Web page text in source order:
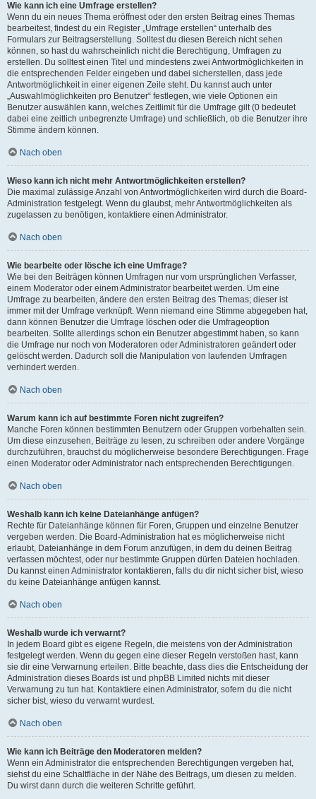
Wie kann ich eine Umfrage erstellen?
Wenn du ein neues Thema eröffnest oder den ersten Beitrag eines Themas
bearbeitest, findest du ein Register „Umfrage erstellen“ unterhalb des
Formulars zur Beitragserstellung. Solltest du diesen Bereich nicht sehen
können, so hast du wahrscheinlich nicht die Berechtigung, Umfragen zu
erstellen. Du solltest einen Titel und mindestens zwei Antwortmöglichkeiten in
die entsprechenden Felder eingeben und dabei sicherstellen, dass jede
Antwortmöglichkeit in einer eigenen Zeile steht. Du kannst auch unter
„Auswahlmöglichkeiten pro Benutzer“ festlegen, wie viele Optionen ein
Benutzer auswählen kann, welches Zeitlimit für die Umfrage gilt (0 bedeutet
dabei eine zeitlich unbegrenzte Umfrage) und schließlich, ob die Benutzer ihre
Stimme ändern können.
Nach oben
Wieso kann ich nicht mehr Antwortmöglichkeiten erstellen?
Die maximal zulässige Anzahl von Antwortmöglichkeiten wird durch die Board-
Administration festgelegt. Wenn du glaubst, mehr Antwortmöglichkeiten als
zugelassen zu benötigen, kontaktiere einen Administrator.
Nach oben
Wie bearbeite oder lösche ich eine Umfrage?
Wie bei den Beiträgen können Umfragen nur vom ursprünglichen Verfasser,
einem Moderator oder einem Administrator bearbeitet werden. Um eine
Umfrage zu bearbeiten, ändere den ersten Beitrag des Themas; dieser ist
immer mit der Umfrage verknüpft. Wenn niemand eine Stimme abgegeben hat,
dann können Benutzer die Umfrage löschen oder die Umfrageoption
bearbeiten. Sollte allerdings schon ein Benutzer abgestimmt haben, so kann
die Umfrage nur noch von Moderatoren oder Administratoren geändert oder
gelöscht werden. Dadurch soll die Manipulation von laufenden Umfragen
verhindert werden.
Nach oben
Warum kann ich auf bestimmte Foren nicht zugreifen?
Manche Foren können bestimmten Benutzern oder Gruppen vorbehalten sein.
Um diese einzusehen, Beiträge zu lesen, zu schreiben oder andere Vorgänge
durchzuführen, brauchst du möglicherweise besondere Berechtigungen. Frage
einen Moderator oder Administrator nach entsprechenden Berechtigungen.
Nach oben
Weshalb kann ich keine Dateianhänge anfügen?
Rechte für Dateianhänge können für Foren, Gruppen und einzelne Benutzer
vergeben werden. Die Board-Administration hat es möglicherweise nicht
erlaubt, Dateianhänge in dem Forum anzufügen, in dem du deinen Beitrag
verfassen möchtest, oder nur bestimmte Gruppen dürfen Dateien hochladen.
Du kannst einen Administrator kontaktieren, falls du dir nicht sicher bist, wieso
du keine Dateianhänge anfügen kannst.
Nach oben
Weshalb wurde ich verwarnt?
In jedem Board gibt es eigene Regeln, die meistens von der Administration
festgelegt werden. Wenn du gegen eine dieser Regeln verstoßen hast, kann
sie dir eine Verwarnung erteilen. Bitte beachte, dass dies die Entscheidung der
Administration dieses Boards ist und phpBB Limited nichts mit dieser
Verwarnung zu tun hat. Kontaktiere einen Administrator, sofern du die nicht
sicher bist, wieso du verwarnt wurdest.
Nach oben
Wie kann ich Beiträge den Moderatoren melden?
Wenn ein Administrator die entsprechenden Berechtigungen vergeben hat,
siehst du eine Schaltfläche in der Nähe des Beitrags, um diesen zu melden.
Du wirst dann durch die weiteren Schritte geführt.